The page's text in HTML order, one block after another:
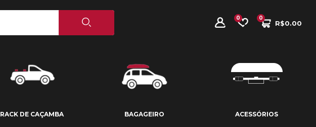
0
R$0.00
0
RACK DE CAÇAMBA BAGAGEIRO ACESSÓRIOS